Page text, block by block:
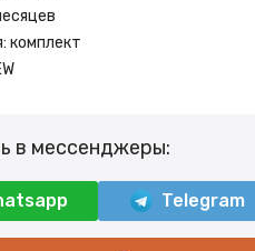
комплект
в мессенджеры:
Telegram